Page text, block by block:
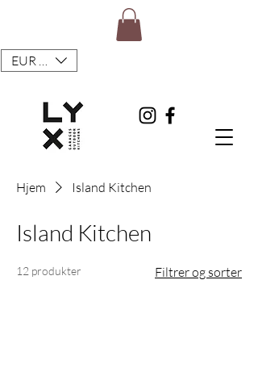
EUR (€)
Hjem Island Kitchen
Island Kitchen
12 produkter Filtrer og sorter